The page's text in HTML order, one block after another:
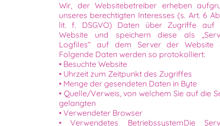
Wir, der Websitebetreiber erheben
unseres berechtigten Interesses (s. Art. 6
lit. f. DSGVO) Daten über Zugriffe auf
Website und speichern diese als
Logfiles“ auf dem Server der Website
Folgende Daten werden so protokolliert:
• Besuchte Website
• Uhrzeit zum Zeitpunkt des Zugriffes
• Menge der gesendeten Daten in Byte
• Quelle/Verweis, von welchem Sie auf die
gelangten
• Verwendeter Browser
• Verwendetes BetriebssystemDie